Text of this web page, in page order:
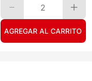
2
AGREGAR AL CARRITO